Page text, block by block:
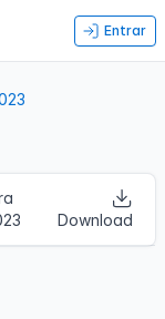
Entrar
Download